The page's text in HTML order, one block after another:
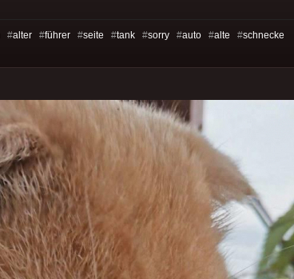
#alter #führer #seite #tank #sorry #auto #alte #schnecke